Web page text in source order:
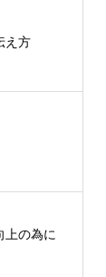
え方
上の為に